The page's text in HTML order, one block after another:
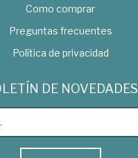
Como comprar
Preguntas frecuentes
Política de privacidad
DE NOVEDADES